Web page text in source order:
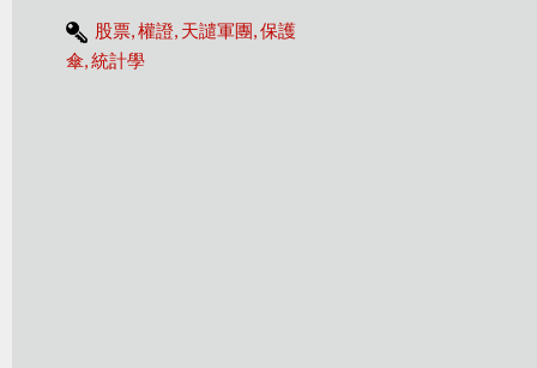
股票, 權證, 天譴軍團, 保護
傘, 統計學